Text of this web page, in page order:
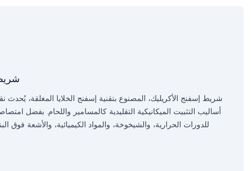
شريط إسفنج الأكريليك، المصنوع بتقنية إسفنج الخلايا المغلقة، يُحدث
أساليب التثبيت الميكانيكية التقليدية كالمسامير واللحام. بفضل
للدورات الحرارية، والشيخوخة، والمواد الكيميائية، والأشعة فوق